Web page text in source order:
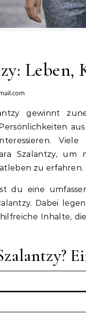
Szalantzy,
zu erfahren.
du eine
Dabei
Inhalte,